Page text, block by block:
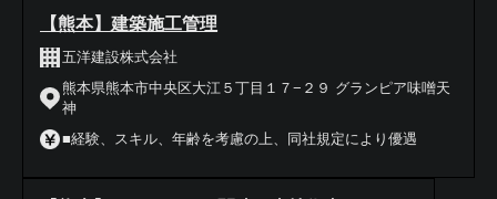
【熊本】建築施工管理
五洋建設株式会社
熊本県熊本市中央区大江５丁目１７−２９ グランピア味噌天
神
■経験、スキル、年齢を考慮の上、同社規定により優遇